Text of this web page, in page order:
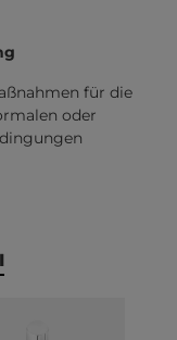
für die
oder